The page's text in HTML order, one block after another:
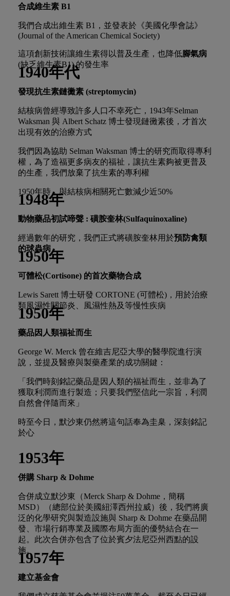
合成維生素 B1
我們合成出維生素 B1，並發表於《美國化學會誌》
(Journal of the American Chemical Society)
這項創新技術讓維生素得以普及生產，也降低腳氣病
(缺乏維生素B1) 的發生率
1940年代
發現抗生素鏈黴素 (streptomycin)
結核病曾經導致許多人口不幸死亡，1943年Selman
Waksman 與 Albert Schatz 博士發現鏈黴素後，才首次
出現有效的治療方式
我們因為協助 Selman Waksman 博士的研究而取得專利
權，為了造福更多病友的福祉，讓抗生素夠被更普及
的生產，我們放棄了抗生素的專利權
1950年時，與結核病相關死亡數減少近50%
1948年
動物藥品初試啼聲 : 磺胺奎林(Sulfaquinoxaline)
經過數年的研究，我們正式將磺胺奎林用於預防禽類
的球蟲病
1950年
可體松(Cortisone) 的首次藥物合成
Lewis Sarett 博士研發 CORTONE (可體松)，用於治療
類風濕性關節炎、風濕性熱及等慢性疾病
1950年
藥品因人類福祉而生
George W. Merck 曾在維吉尼亞大學的醫學院進行演
說，並提及醫療與製藥產業的成功關鍵：
「我們時刻銘記藥品是因人類的福祉而生，並非為了
獲取利潤而進行製造；只要我們堅信此一宗旨，利潤
自然會伴隨而來」
時至今日，默沙東仍然將這句話奉為圭臬，深刻銘記
於心
1953年
併購 Sharp & Dohme
合併成立默沙東（Merck Sharp & Dohme，簡稱
MSD）（總部位於美國紐澤西州拉威）後，我們將廣
泛的化學研究與製造設施與 Sharp & Dohme 在藥品開
發、市場行銷專業及國際布局方面的優勢結合在一
起。此次合併亦包含了位於賓夕法尼亞州西點的設
施。
1957年
建立基金會